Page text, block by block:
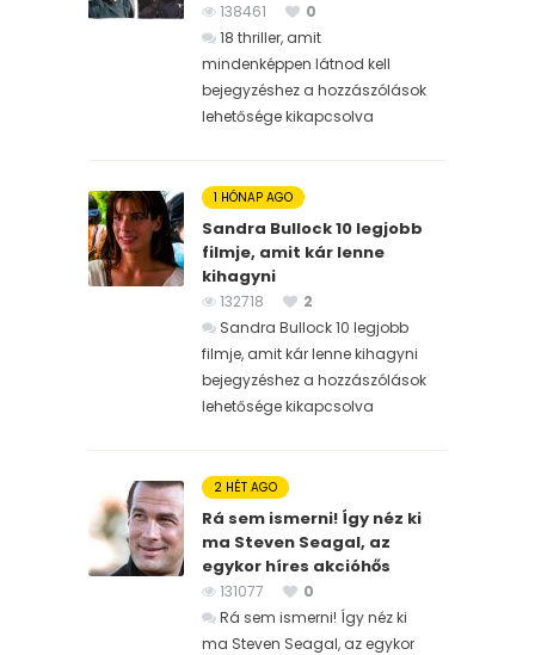
138461
0
18 thriller, amit
mindenképpen látnod kell
bejegyzéshez a hozzászólások
lehetősége kikapcsolva
1 HÓNAP AGO
Sandra Bullock 10 legjobb
filmje, amit kár lenne
kihagyni
132718
2
Sandra Bullock 10 legjobb
filmje, amit kár lenne kihagyni
bejegyzéshez a hozzászólások
lehetősége kikapcsolva
2 HÉT AGO
Rá sem ismerni! Így néz ki
ma Steven Seagal, az
egykor híres akcióhős
131077
0
Rá sem ismerni! Így néz ki
ma Steven Seagal, az egykor